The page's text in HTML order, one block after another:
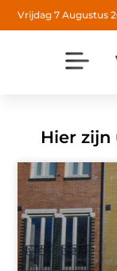
Vrijdag 7 Augustus
Hier zijn